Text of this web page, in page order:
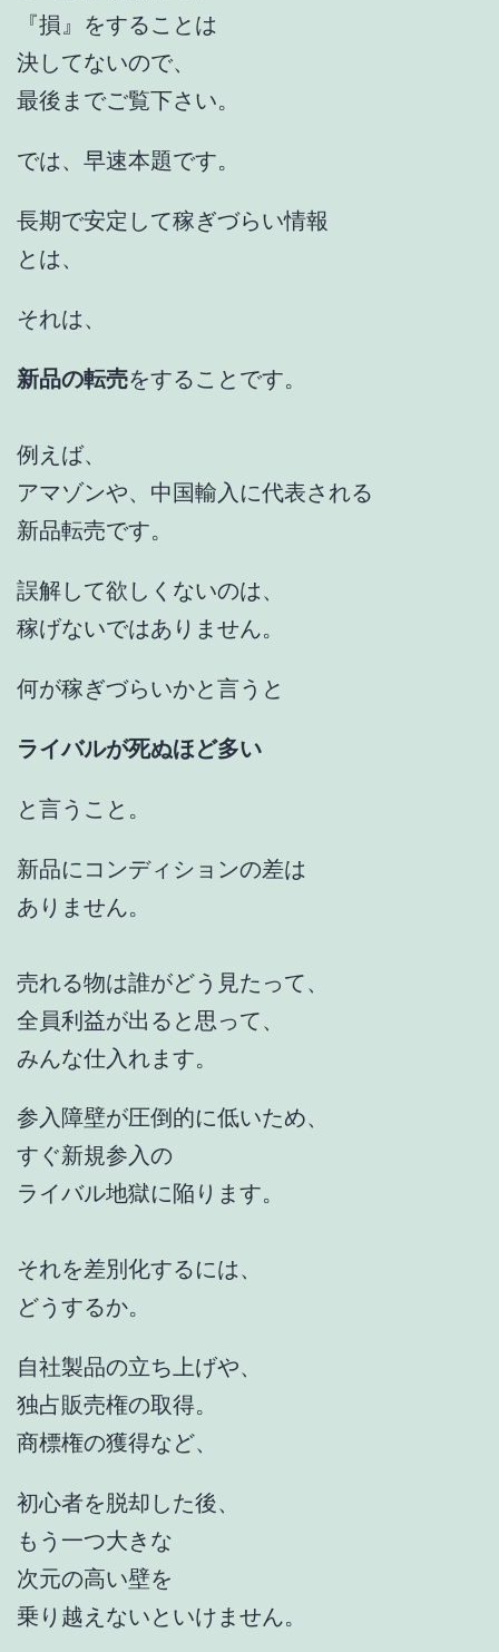
『損』をすることは
決してないので、
最後までご覧下さい。
では、早速本題です。
長期で安定して稼ぎづらい情報
とは、
それは、
新品の転売をすることです。
例えば、
アマゾンや、中国輸入に代表される
新品転売です。
誤解して欲しくないのは、
稼げないではありません。
何が稼ぎづらいかと言うと
ライバルが死ぬほど多い
と言うこと。
新品にコンディションの差は
ありません。
売れる物は誰がどう見たって、
全員利益が出ると思って、
みんな仕入れます。
参入障壁が圧倒的に低いため、
すぐ新規参入の
ライバル地獄に陥ります。
それを差別化するには、
どうするか。
自社製品の立ち上げや、
独占販売権の取得。
商標権の獲得など、
初心者を脱却した後、
もう一つ大きな
次元の高い壁を
乗り越えないといけません。